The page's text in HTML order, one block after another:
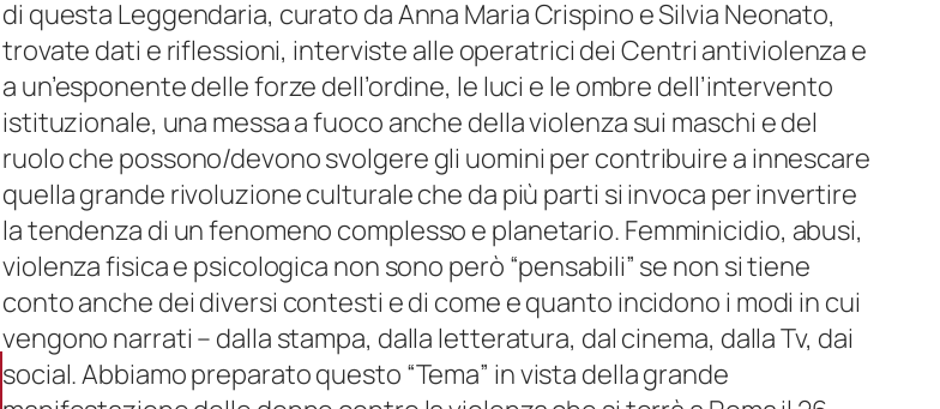
0
,
0
0
e
2
0
1
6
q
u
a
n
t
i
di questa Leggendaria, curato da Anna Maria Crispino e Silvia Neonato,
trovate dati e riflessioni, interviste alle operatrici dei Centri antiviolenza e
a un’esponente delle forze dell’ordine, le luci e le ombre dell’intervento
istituzionale, una messa a fuoco anche della violenza sui maschi e del
ruolo che possono/devono svolgere gli uomini per contribuire a innescare
quella grande rivoluzione culturale che da più parti si invoca per invertire
la tendenza di un fenomeno complesso e planetario. Femminicidio, abusi,
violenza fisica e psicologica non sono però “pensabili” se non si tiene
conto anche dei diversi contesti e di come e quanto incidono i modi in cui
vengono narrati – dalla stampa, dalla letteratura, dal cinema, dalla Tv, dai
social. Abbiamo preparato questo “Tema” in vista della grande